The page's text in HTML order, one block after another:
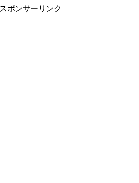
スポンサーリンク